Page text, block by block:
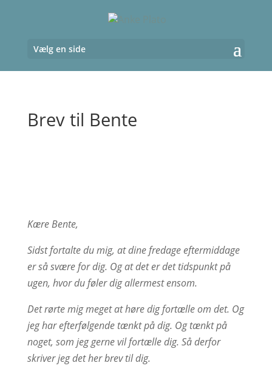
Vælg en side
Brev til Bente
Kære Bente,
Sidst fortalte du mig, at dine fredage eftermiddage
er så svære for dig. Og at det er det tidspunkt på
ugen, hvor du føler dig allermest ensom.
Det rørte mig meget at høre dig fortælle om det. Og
jeg har efterfølgende tænkt på dig. Og tænkt på
noget, som jeg gerne vil fortælle dig. Så derfor
skriver jeg det her brev til dig.